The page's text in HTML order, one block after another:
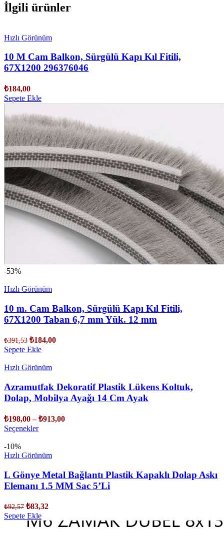
İlgili ürünler
Hızlı Görünüm
10 M Cam Balkon, Sürgülü Kapı Kıl Fitili,
67X1200 296376046
₺184,00
Sepete Ekle
-53%
Hızlı Görünüm
10 m. Cam Balkon, Sürgülü Kapı Kıl Fitili,
67X1200 Taban 6,7 mm Yük. 12 mm
₺391,53 ₺184,00
Sepete Ekle
Hızlı Görünüm
Azramutfak Dekoratif Plastik Lükens Koltuk,
Dolap, Mobilya Ayağı 14 Cm Ayak
₺198,00 –₺913,00
Seçenekler
-10%
Hızlı Görünüm
L Gönye Metal Bağlantı Plastik Kapaklı Dolap Askı
Elemanı 1.5 MM Sac 5’Li
₺92,57 ₺83,32
Sepete Ekle